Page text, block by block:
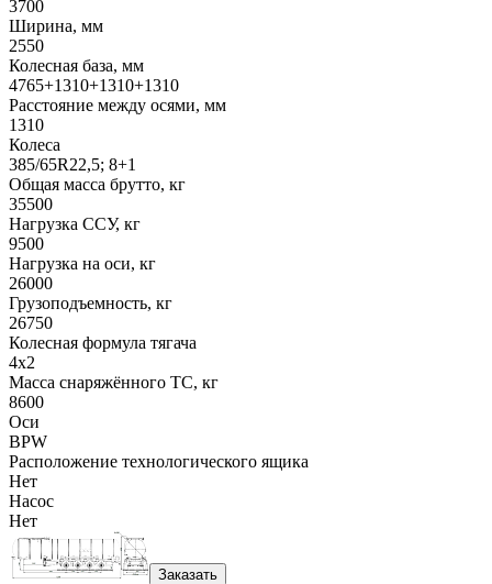
3700
Ширина, мм
2550
Колесная база, мм
4765+1310+1310+1310
Расстояние между осями, мм
1310
Колеса
385/65R22,5; 8+1
Общая масса брутто, кг
35500
Нагрузка ССУ, кг
9500
Нагрузка на оси, кг
26000
Грузоподъемность, кг
26750
Колесная формула тягача
4x2
Масса снаряжённого ТС, кг
8600
Оси
BPW
Расположение технологического ящика
Нет
Насос
Нет
Заказать